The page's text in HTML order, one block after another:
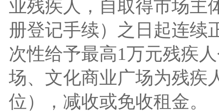
业残疾人，自取得市场主
册登记手续）之日起连续
次性给予最高1万元残疾
场、文化商业广场为残疾
位），减收或免收租金。